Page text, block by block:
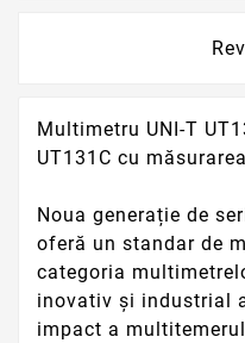
Multimetru UNI-T
UT131C cu
Noua generație de
oferă un standar de
categoria
inovativ și industrial
impact a